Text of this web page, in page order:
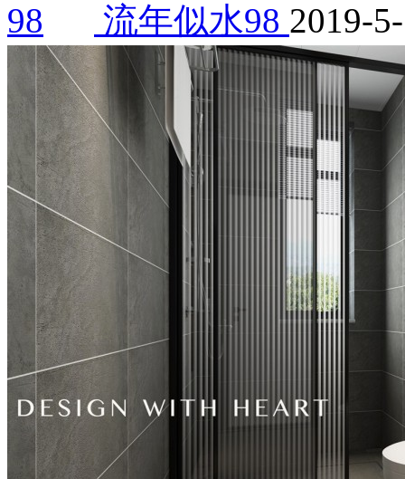
流年似水98 2019-